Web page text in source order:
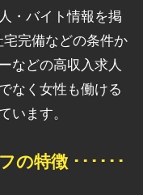
・バイト情報を掲
完備などの条件か
などの高収入求人
なく女性も働ける
います。
の特徴 ･･････